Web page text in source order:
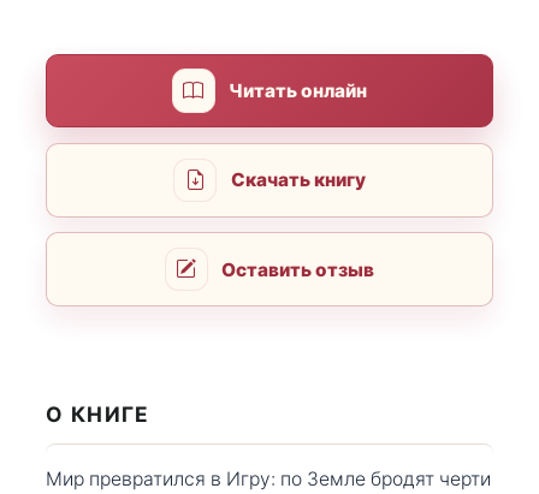
Читать онлайн
Скачать книгу
Оставить отзыв
О КНИГЕ
Мир превратился в Игру: по Земле бродят черти